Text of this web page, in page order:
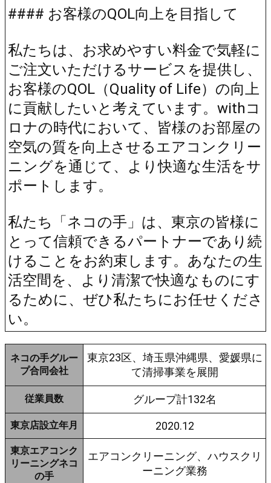
#### お客様のQOL向上を目指して
私たちは、お求めやすい料金で気軽に
ご注文いただけるサービスを提供し、
お客様のQOL（Quality of Life）の向上
に貢献したいと考えています。withコ
ロナの時代において、皆様のお部屋の
空気の質を向上させるエアコンクリー
ニングを通じて、より快適な生活をサ
ポートします。
私たち「ネコの手」は、東京の皆様に
とって信頼できるパートナーであり続
けることをお約束します。あなたの生
活空間を、より清潔で快適なものにす
るために、ぜひ私たちにお任せくださ
い。
ネコの手グルー
プ合同会社
東京23区、埼玉県沖縄県、愛媛県に
て清掃事業を展開
従業員数 グループ計132名
東京店設立年月 2020.12
東京エアコンク
リーニングネコ
の手
エアコンクリーニング、ハウスクリ
ーニング業務